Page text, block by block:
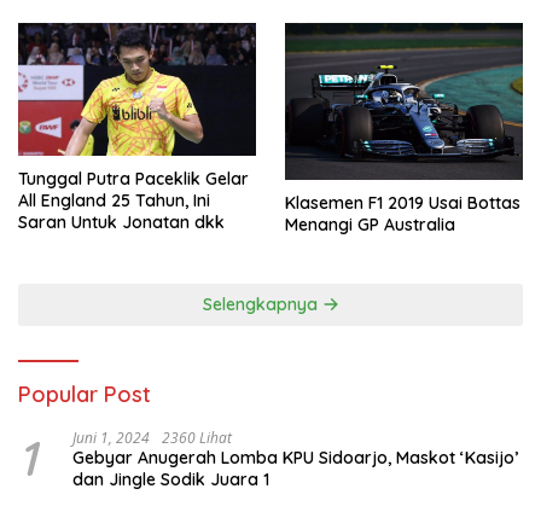
Tunggal Putra Paceklik Gelar
All England 25 Tahun, Ini
Saran Untuk Jonatan dkk
Klasemen F1 2019 Usai Bottas
Menangi GP Australia
Selengkapnya
Popular Post
1 Juni 1, 2024 2360 Lihat
Gebyar Anugerah Lomba KPU Sidoarjo, Maskot ‘Kasijo’
dan Jingle Sodik Juara 1